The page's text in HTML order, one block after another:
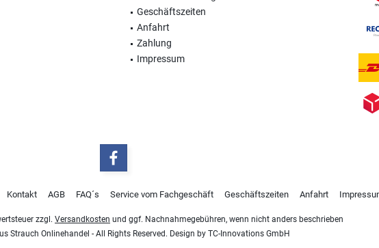
Geschäftszeiten
Anfahrt
Zahlung
Impressum
Kontakt AGB FAQ´s Service vom Fachgeschäft Geschäftszeiten Anfahrt
zzgl. Versandkosten und ggf. Nachnahmegebühren, wenn nicht anders beschrieben
Strauch Onlinehandel - All Rights Reserved. Design by TC-Innovations GmbH